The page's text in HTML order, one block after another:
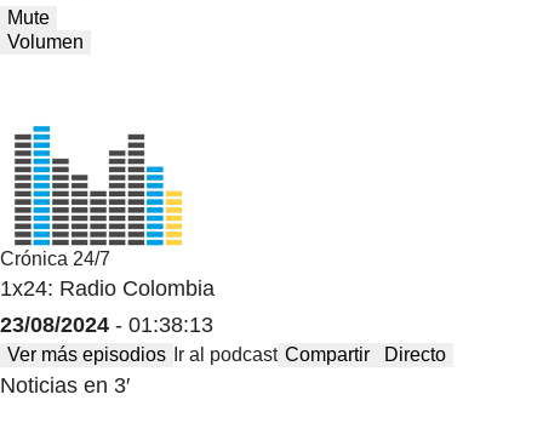
Mute
Volumen
Crónica 24/7
1x24: Radio Colombia
23/08/2024 - 01:38:13
Ver más episodios Ir al podcast Compartir Directo
Noticias en 3′